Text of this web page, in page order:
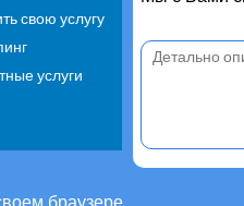
браузере.
свою услугу
услуги